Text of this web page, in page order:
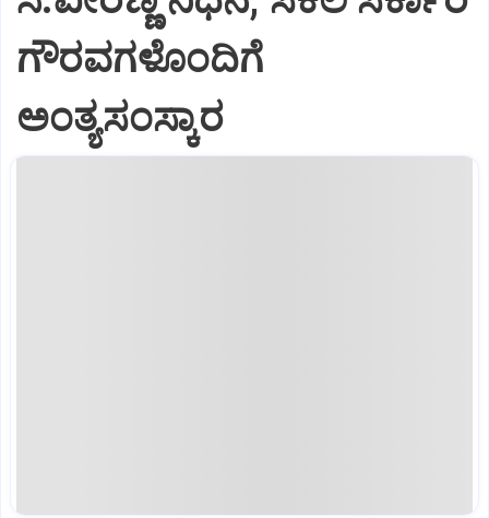
ಗೌರವಗಳೊಂದಿಗೆ
ಅಂತ್ಯಸಂಸ್ಕಾರ